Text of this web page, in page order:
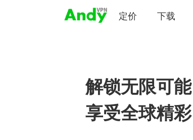
定价 下载
解锁无限可能
享受全球精彩